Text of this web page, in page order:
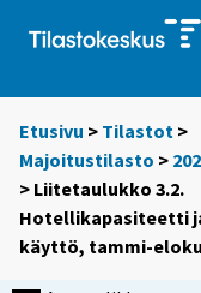
Etusivu > Tilastot >
Majoitustilasto >
> Liitetaulukko 3.2.
Hotellikapasiteetti
käyttö, tammi-